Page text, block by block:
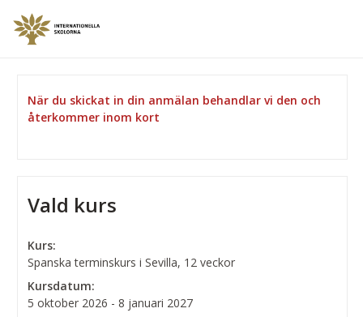
När du skickat in din anmälan behandlar vi den och
återkommer inom kort
Vald kurs
Kurs:
Spanska terminskurs i Sevilla, 12 veckor
Kursdatum:
5 oktober 2026 - 8 januari 2027